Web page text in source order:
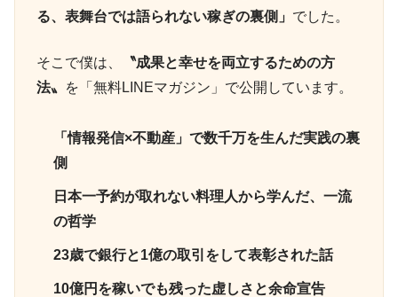
る、表舞台では語られない稼ぎの裏側」 でした。
そこで僕は、
〝成果と幸せを両立するための方
法〟
を「無料LINEマガジン」で公開しています。
「情報発信×不動産」で数千万を生んだ実践の裏
側
日本一予約が取れない料理人から学んだ、一流
の哲学
23歳で銀行と1億の取引をして表彰された話
10億円を稼いでも残った虚しさと余命宣告